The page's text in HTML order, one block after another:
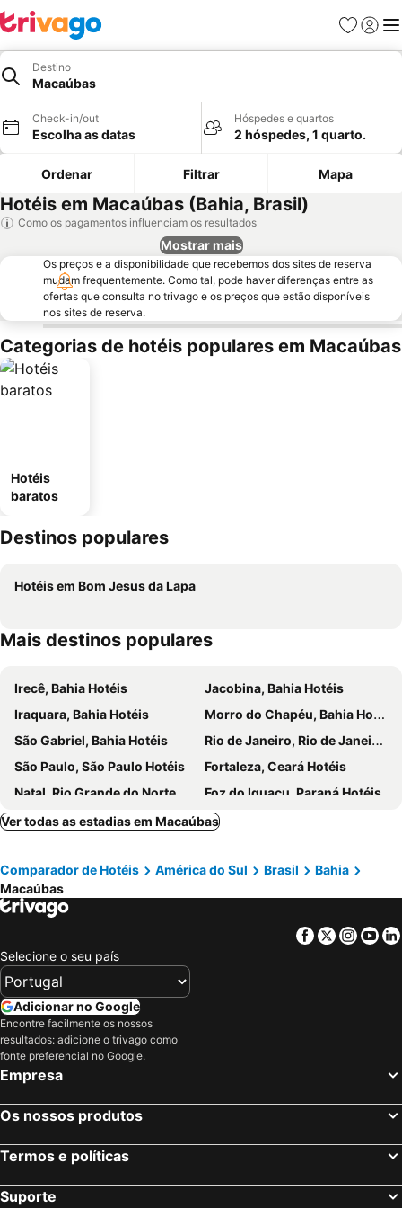
Favoritos
Iniciar
Destino
Macaúbas
Check-in/out
Escolha as datas
Hóspedes e quartos
2 hóspedes, 1 quarto.
Ordenar Filtrar Mapa
Hotéis em Macaúbas (Bahia, Brasil)
Como os pagamentos influenciam os resultados
Mostrar mais
Os preços e a disponibilidade que recebemos dos sites de reserva
mudam frequentemente. Como tal, pode haver diferenças entre as
ofertas que consulta no trivago e os preços que estão disponíveis
nos sites de reserva.
Categorias de hotéis populares em Macaúbas
Hotéis
baratos
Destinos populares
Hotéis em Bom Jesus da Lapa
Mais destinos populares
Irecê, Bahia Hotéis
Jacobina, Bahia Hotéis
Iraquara, Bahia Hotéis
Morro do Chapéu, Bahia Hotéis
São Gabriel, Bahia Hotéis
Rio de Janeiro, Rio de Janeiro Hotéis
São Paulo, São Paulo Hotéis
Fortaleza, Ceará Hotéis
Natal, Rio Grande do Norte Hotéis
Foz do Iguaçu, Paraná Hotéis
Porto de Galinhas, Pernambuco Hotéis
Salvador, Bahia Hotéis
Ver todas as estadias em Macaúbas
Comparador de Hotéis América do Sul Brasil
Bahia
Macaúbas
Facebook
Twitter
Selecione o seu país
Adicionar no Google
Encontre facilmente os nossos
resultados: adicione o trivago como
fonte preferencial no Google.
Empresa
Os nossos produtos
Termos e políticas
Suporte